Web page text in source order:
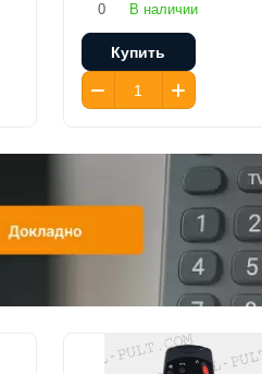
0 В наличии
Купить